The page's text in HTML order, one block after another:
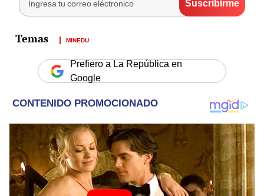
MINEDU
Prefiero a La República en
Google